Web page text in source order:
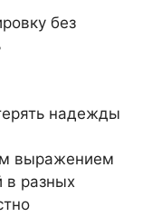
без
надежды
выражением
в разных